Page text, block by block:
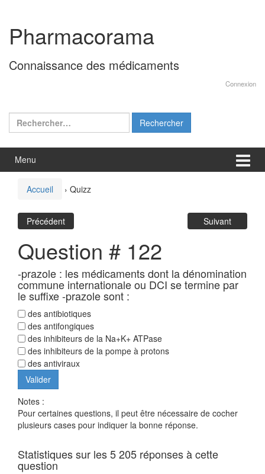
contenu
menu
principal
Pharmacorama
Connaissance des médicaments
Connexion
Rechercher :
Menu
Accueil › Quizz
Précédent Suivant
Question # 122
-prazole : les médicaments dont la dénomination
commune internationale ou DCI se termine par
le suffixe -prazole sont :
des antibiotiques
des antifongiques
des inhibiteurs de la Na+K+ ATPase
des inhibiteurs de la pompe à protons
des antiviraux
Notes :
Pour certaines questions, il peut être nécessaire de cocher
plusieurs cases pour indiquer la bonne réponse.
Statistiques sur les 5 205 réponses à cette
question